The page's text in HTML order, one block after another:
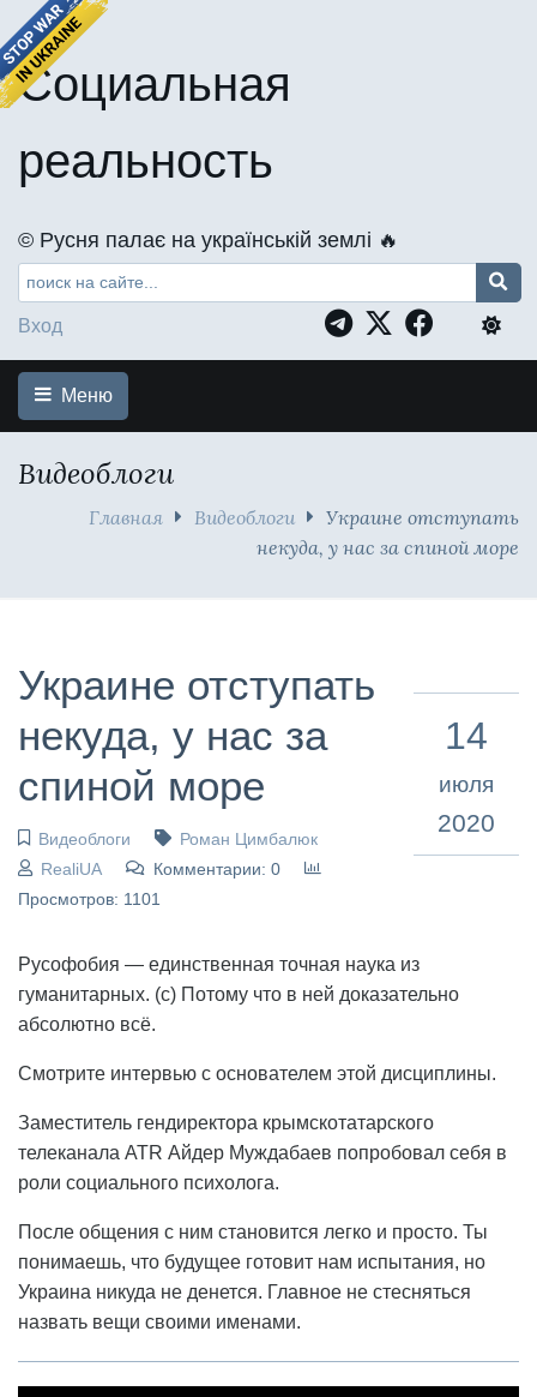
Социальная
реальность
©️ Русня палає на українській землі 🔥
Вход
Меню
Видеоблоги
Главная Видеоблоги
Украине отступать
некуда, у нас за спиной море
Украине отступать
некуда, у нас за
спиной море
Видеоблоги
Роман Цимбалюк
RealiUA
Комментарии: 0
Просмотров: 1101
14
июля
2020
Русофобия — единственная точная наука из
гуманитарных. (с) Потому что в ней доказательно
абсолютно всё.
Смотрите интервью с основателем этой дисциплины.
Заместитель гендиректора крымскотатарского
телеканала ATR Айдер Муждабаев попробовал себя в
роли социального психолога.
После общения с ним становится легко и просто. Ты
понимаешь, что будущее готовит нам испытания, но
Украина никуда не денется. Главное не стесняться
назвать вещи своими именами.